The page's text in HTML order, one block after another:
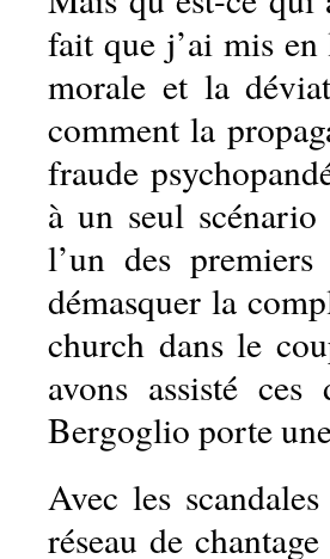
fait que j’ai mis
morale et la
comment la
fraude
à un seul
l’un des
démasquer la
church dans le
avons assisté ces
Bergoglio porte
Avec les
réseau de